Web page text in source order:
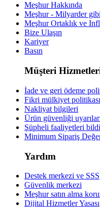
Meşhur Hakkında
Meşhur - Milyarder
Meşhur Ortaklık ve
Bize Ulaşın
Kariyer
Basın
Müşteri
İade ve geri ödeme
Fikri mülkiyet politikası
Nakliyat bilgileri
Ürün güvenliği
Şüpheli faaliyetleri
Minimum Sipariş
Yardım
Destek merkezi ve SSS
Güvenlik merkezi
Meşhur satın alma
Dijital Hizmetler Yasası